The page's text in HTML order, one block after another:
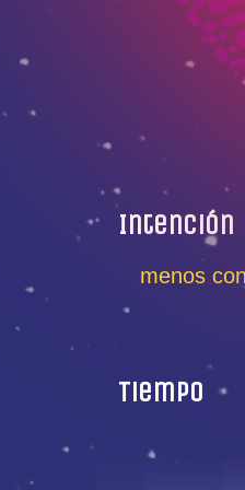
Intención
menos
Tiempo